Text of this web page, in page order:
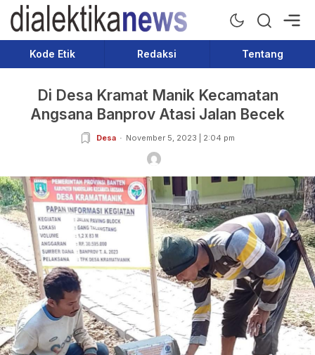
Dialektika News
Terkini dan Populer
Kode Etik Redaksi Tentang
Di Desa Kramat Manik Kecamatan
Angsana Banprov Atasi Jalan Becek
Desa November 5, 2023 | 2:04 pm